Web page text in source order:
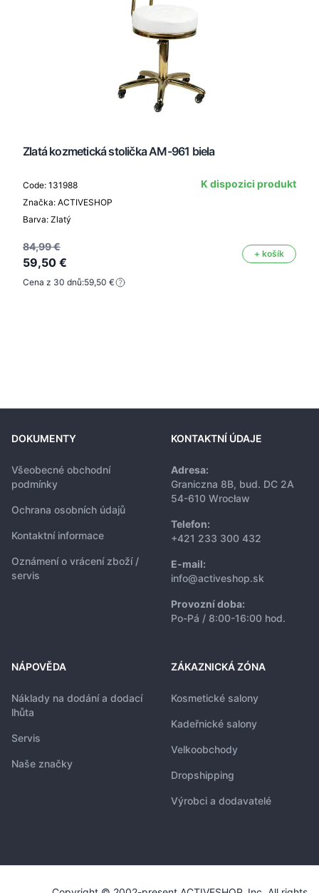
Zlatá kozmetická stolička AM-961 biela
Code: 131988
Značka: ACTIVESHOP
Barva: Zlatý
K dispozici produkt
84,99 €
59,50 €
+ košík
Cena z 30 dnů:59,50 €
DOKUMENTY
Všeobecné obchodní
podmínky
Ochrana osobních údajů
Kontaktní informace
Oznámení o vrácení zboží /
servis
KONTAKTNÍ ÚDAJE
Adresa:
Graniczna 8B, bud. DC 2A
54-610 Wrocław
Telefon:
+421 233 300 432
E-mail:
info@activeshop.sk
Provozní doba:
Po-Pá / 8:00-16:00 hod.
NÁPOVĚDA
Náklady na dodání a dodací
lhůta
Servis
Naše značky
ZÁKAZNICKÁ ZÓNA
Kosmetické salony
Kadeřnické salony
Velkoobchody
Dropshipping
Výrobci a dodavatelé